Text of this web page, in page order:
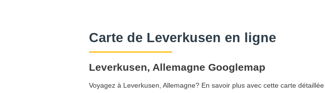
Сarte de Leverkusen en ligne
Leverkusen, Allemagne Googlemap
Voyagez à Leverkusen, Allemagne? En savoir plus avec cette carte